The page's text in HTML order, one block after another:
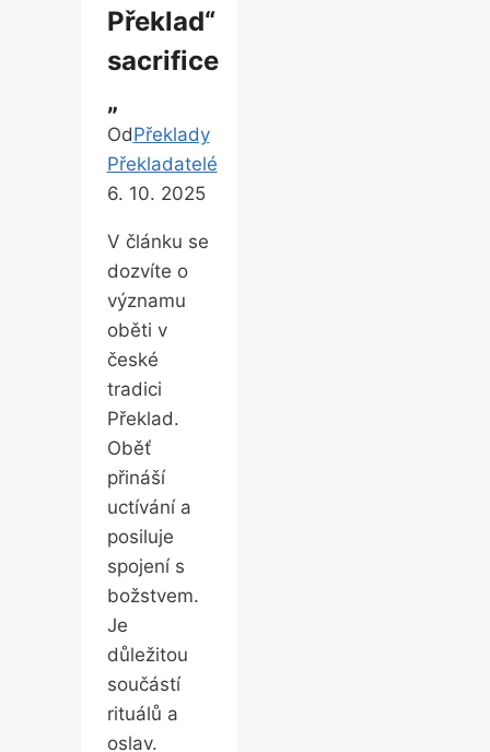
Překlad“
sacrifice
„
OdPřeklady
Překladatelé
6. 10. 2025
V článku se
dozvíte o
významu
oběti v
české
tradici
Překlad.
Oběť
přináší
uctívání a
posiluje
spojení s
božstvem.
Je
důležitou
součástí
rituálů a
oslav.